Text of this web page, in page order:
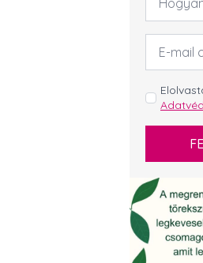
Email
cím
GDPR
*